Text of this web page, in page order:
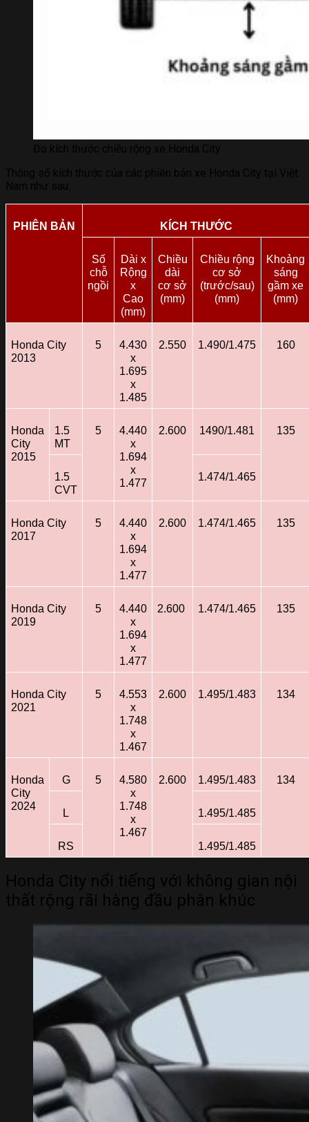
PHIÊN BẢN KÍCH THƯỚC
Số
chỗ
ngồi
Dài x
Rộng
x
Cao
(mm)
Chiều
dài
cơ sở
(mm)
Chiều rộng
cơ sở
(trước/sau)
(mm)
Khoảng
sáng
gầm xe
(mm)
Honda City
2013
5
4.430
x
1.695
x
1.485
2.550 1.490/1.475 160
Honda
City
2015
1.5
MT
5
4.440
x
1.694
x
1.477
2.600 1490/1.481 135
1.5
CVT
1.474/1.465
Honda City
2017
5
4.440
x
1.694
x
1.477
2.600 1.474/1.465 135
Honda City
2019
5
4.440
x
1.694
x
1.477
2.600 1.474/1.465 135
Honda City
2021
5
4.553
x
1.748
x
1.467
2.600 1.495/1.483 134
Honda
City
2024
G 5
4.580
x
1.748
x
1.467
2.600 1.495/1.483 134
L 1.495/1.485
RS 1.495/1.485